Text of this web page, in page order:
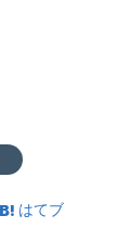
はてブ